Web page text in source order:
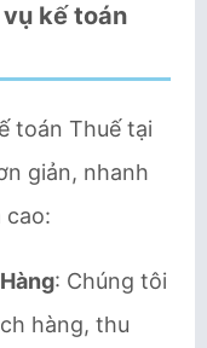
kế toán
toán Thuế tại
giản, nhanh
cao:
: Chúng tôi
hàng, thu